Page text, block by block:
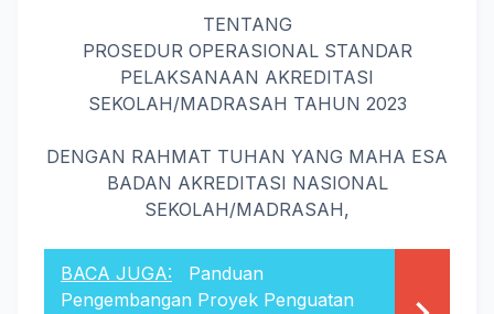
TENTANG
PROSEDUR OPERASIONAL STANDAR
PELAKSANAAN AKREDITASI
SEKOLAH/MADRASAH TAHUN 2023
DENGAN RAHMAT TUHAN YANG MAHA ESA
BADAN AKREDITASI NASIONAL
SEKOLAH/MADRASAH,
BACA JUGA:
Panduan
Pengembangan Proyek Penguatan